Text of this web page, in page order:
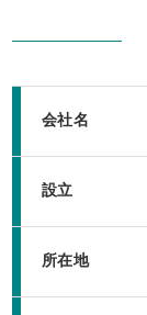
会社名
設立
所在地